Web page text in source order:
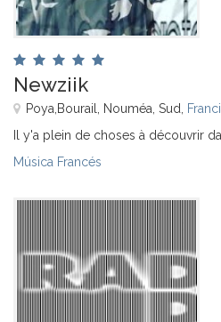
Newziik
Poya,Bourail, Nouméa, Sud,
Il y'a plein de choses à découvrir
Música Francés